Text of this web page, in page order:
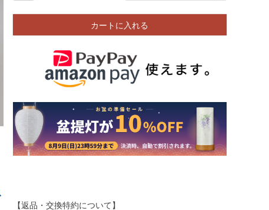
カートに入れる
【返品・交換特約について】